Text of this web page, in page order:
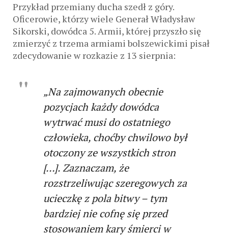
Przykład przemiany ducha szedł z góry.
Oficerowie, którzy wiele Generał Władysław
Sikorski, dowódca 5. Armii, której przyszło się
zmierzyć z trzema armiami bolszewickimi pisał
zdecydowanie w rozkazie z 13 sierpnia:
„Na zajmowanych obecnie
pozycjach każdy dowódca
wytrwać musi do ostatniego
człowieka, choćby chwilowo był
otoczony ze wszystkich stron
[…]. Zaznaczam, że
rozstrzeliwując szeregowych za
ucieczkę z pola bitwy – tym
bardziej nie cofnę się przed
stosowaniem kary śmierci w